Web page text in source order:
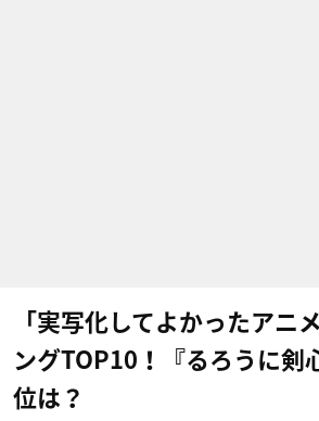
「実写化してよかったアニ
ングTOP10！『るろうに剣
位は？